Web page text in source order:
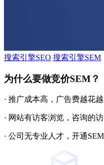
搜索引擎SEO 搜索引擎SEM
为什么要做竞价SEM？
· 推广成本高，广告费越花越
· 网站有访客浏览，咨询的
· 公司无专业人才，开通